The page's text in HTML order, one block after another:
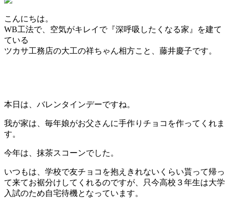
こんにちは。
WB工法で、空気がキレイで『深呼吸したくなる家』を建て
ている
ツカサ工務店の大工の祥ちゃん相方こと、藤井慶子です。
本日は、バレンタインデーですね。
我が家は、毎年娘がお父さんに手作りチョコを作ってくれま
す。
今年は、抹茶スコーンでした。
いつもは、学校で友チョコを抱えきれないくらい貰って帰っ
て来てお裾分けしてくれるのですが、只今高校３年生は大学
入試のため自宅待機となっています。